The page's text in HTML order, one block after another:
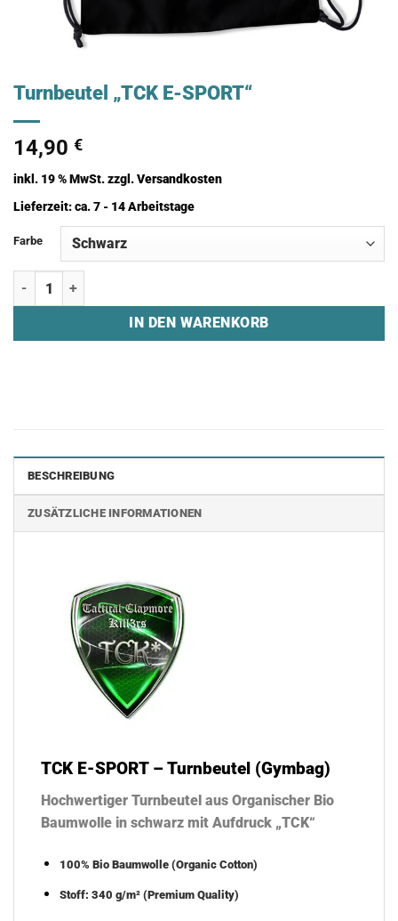
Turnbeutel „TCK E-SPORT“
14,90 €
inkl. 19 % MwSt.zzgl.Versandkosten
Lieferzeit:ca. 7 - 14 Arbeitstage
Farbe
Turnbeutel "TCK E-SPORT" Menge
IN DEN WARENKORB
BESCHREIBUNG
ZUSÄTZLICHE INFORMATIONEN
TCK E-SPORT – Turnbeutel (Gymbag)
Hochwertiger Turnbeutel aus Organischer Bio
Baumwolle in schwarz mit Aufdruck „TCK“
100% Bio Baumwolle (Organic Cotton)
Stoff: 340 g/m² (Premium Quality)